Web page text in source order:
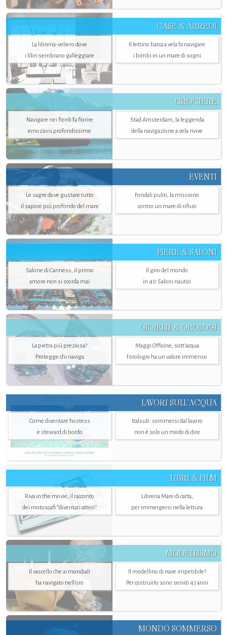
CASE & ARREDI
La libreria-veliero dove
i libri sembrano galleggiare
Il lettino barca a vela fa navigare
i bimbi in un mare di sogni
CROCIERE
Navigare nei fiordi fa fiorire
emozioni profondissime
Stad Amsterdam, la leggenda
della navigazione a vela rivive
EVENTI
Le sagre dove gustare tutto
il sapore più profondo del mare
Fondali puliti, la missione
contro un mare di rifiuti
FIERE & SALONI
Salone di Canness, il primo
amore non si scorda mai
Il giro del mondo
in 40 Saloni nautici
GIOIELLI & OROLOGI
La pietra più preziosa?
Protegge chi naviga
Maggi Officine, sott’acqua
l'orologio ha un valore immenso
LAVORI SULL’ACQUA
Come diventare hostess
e steward di bordo
Italsub: sommersi dal lavoro
non è solo un modo di dire
LIBRI & FILM
Riva in the movie, il racconto
dei motoscafi “diventati attori”
Libreria Mare di carta,
per immergersi nella lettura
MODELLISMO
Il vascello che ai mondiali
ha navigato nell’oro
Il modellino di nave irripetibile?
Per costruirlo sono serviti 47 anni
MONDO SOMMERSO